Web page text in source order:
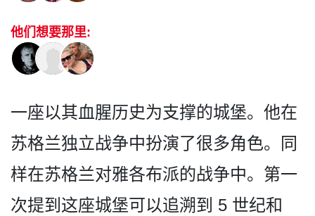
他们想要那里:
一座以其血腥历史为支撑的城­堡。他在
苏格兰独立战争中扮演了很多角色。同
样在苏­格兰对雅各布派的战争中。第一
次提到这座城堡可以追­溯到 5 世纪和